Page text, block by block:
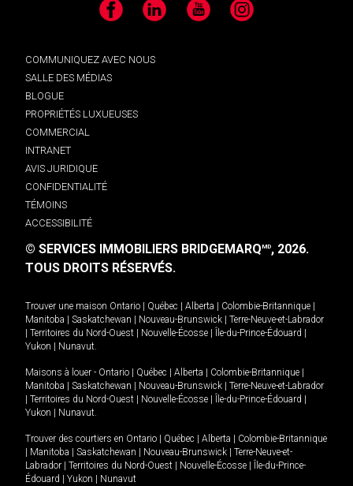
Facebook LinkedIn YouTube Instagram
COMMUNIQUEZ AVEC NOUS
SALLE DES MÉDIAS
BLOGUE
PROPRIÉTÉS LUXUEUSES
COMMERCIAL
INTRANET
AVIS JURIDIQUE
CONFIDENTIALITÉ
TÉMOINS
ACCESSIBILITÉ
© SERVICES IMMOBILIERS BRIDGEMARQMD, 2026.
TOUS DROITS RÉSERVÉS.
Trouver une maison Ontario Québec Alberta Colombie-Britannique
Manitoba
Saskatchewan Nouveau-Brunswick
Terre-Neuve-et-Labrador
Territoires du Nord-Ouest Nouvelle-Écosse Île-du-Prince-Édouard
Yukon
Nunavut.
Maisons à louer - Ontario Québec Alberta Colombie-Britannique
Manitoba
Saskatchewan Nouveau-Brunswick
Terre-Neuve-et-Labrador
Territoires du Nord-Ouest Nouvelle-Écosse Île-du-Prince-Édouard
Yukon
Nunavut.
Trouver des courtiers en Ontario Québec Alberta
Colombie-Britannique
Manitoba Saskatchewan Nouveau-Brunswick
Terre-Neuve-et-
Labrador
Territoires du Nord-Ouest Nouvelle-Écosse
Île-du-Prince-
Édouard
Yukon Nunavut